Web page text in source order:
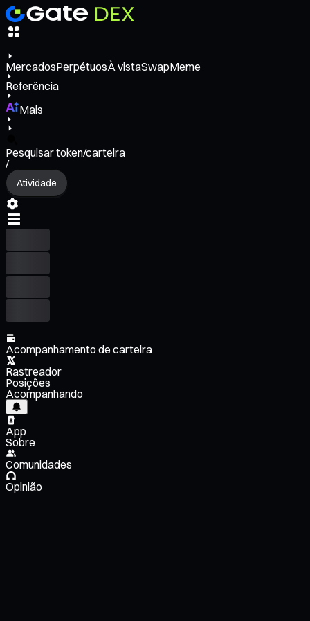
MercadosPerpétuosÀ vistaSwapMeme
Referência
Mais
Pesquisar token/carteira
/
Atividade
Acompanhamento de carteira
Rastreador
Posições
Acompanhando
App
Sobre
Comunidades
Opinião